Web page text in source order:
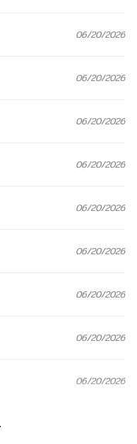
06/20/2026
06/20/2026
06/20/2026
06/20/2026
06/20/2026
06/20/2026
06/20/2026
06/20/2026
06/20/2026